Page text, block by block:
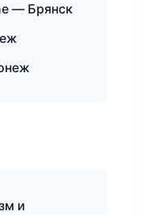
— Брянск
и